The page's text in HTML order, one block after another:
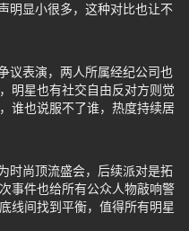
明显小很多，这种对比也让不
议表演，两人所属经纪公司也
明星也有社交自由反对方则觉
谁也说服不了谁，热度持续居
时尚顶流盛会，后续派对是拓
事件也给所有公众人物敲响警
线间找到平衡，值得所有明星